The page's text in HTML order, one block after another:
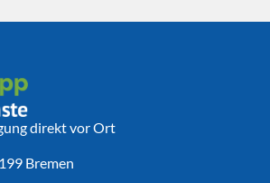
direkt vor Ort
Bremen